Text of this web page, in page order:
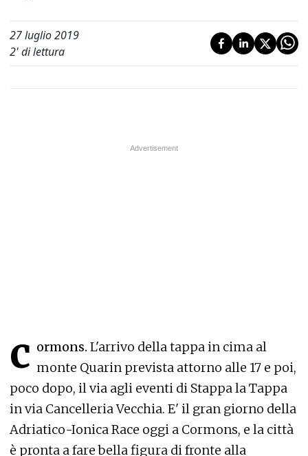
27 luglio 2019
2' di lettura
c ormons. L'arrivo della tappa in cima al
monte Quarin prevista attorno alle 17 e poi,
poco dopo, il via agli eventi di Stappa la Tappa
in via Cancelleria Vecchia. E' il gran giorno della
Adriatico-Ionica Race oggi a Cormons, e la città
è pronta a fare bella figura di fronte alla